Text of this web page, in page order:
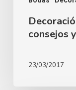
consejos
23/03/2017